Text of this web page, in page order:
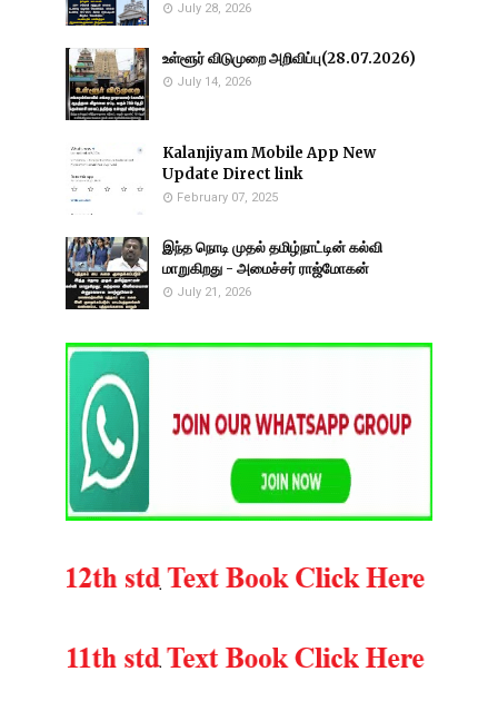
July 28, 2026
உள்ளூர் விடுமுறை அறிவிப்பு(28.07.2026)
July 14, 2026
Kalanjiyam Mobile App New
Update Direct link
February 07, 2025
இந்த நொடி முதல் தமிழ்நாட்டின் கல்வி
மாறுகிறது - அமைச்சர் ராஜ்மோகன்
July 21, 2026